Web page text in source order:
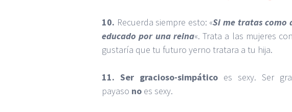
10. Recuerda siempre esto: «Si me tratas como
educado por una reina«. Trata a las mujeres
gustaría que tu futuro yerno tratara a tu hija.
11. Ser gracioso-simpático es sexy. Ser
payaso no es sexy.